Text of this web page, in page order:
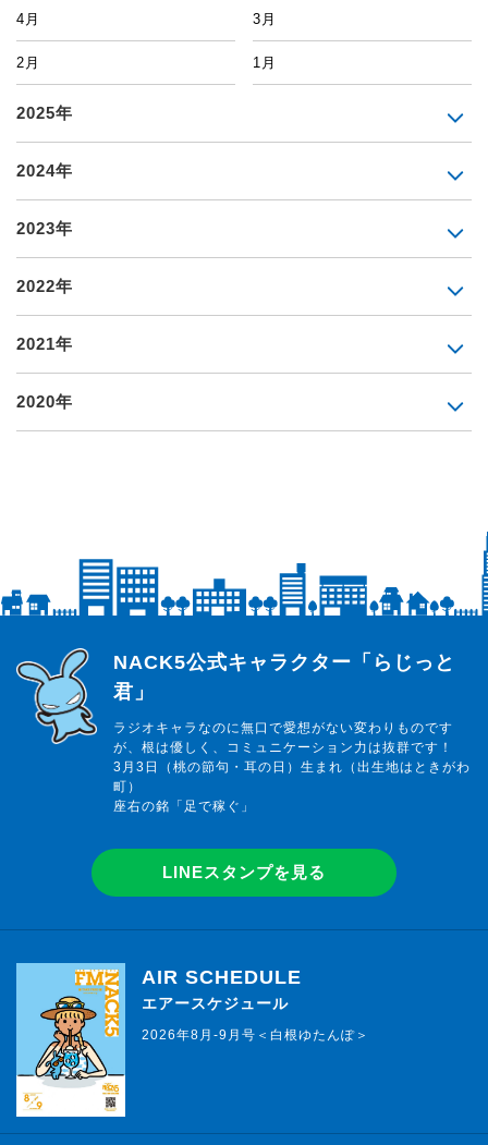
4月 3月
2月 1月
2025年
2024年
2023年
2022年
2021年
2020年
らじっと君
NACK5公式キャラクター「らじっと
君」
ラジオキャラなのに無口で愛想がない変わりものです
が、根は優しく、コミュニケーション力は抜群です！
3月3日（桃の節句・耳の日）生まれ（出生地はときがわ
町）
座右の銘「足で稼ぐ」
LINEスタンプを見る
AIR SCHEDULE
エアースケジュール
2026年8月-9月号＜白根ゆたんぽ＞